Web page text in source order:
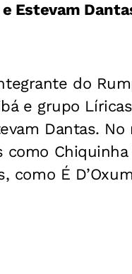
Estevam
do
e grupo
Dantas. No
Chiquinha
como É